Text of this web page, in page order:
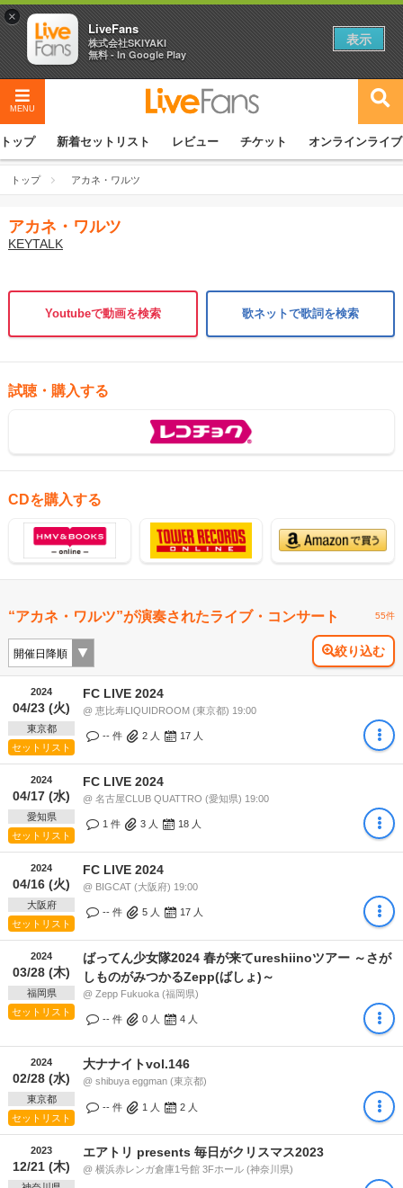
MENU
トップ 新着セットリスト レビュー チケット オンラインライブ
トップ アカネ・ワルツ
アカネ・ワルツ
KEYTALK
Youtubeで動画を検索 歌ネットで歌詞を検索
試聴・購入する
CDを購入する
“アカネ・ワルツ”が演奏されたライブ・コンサート 55件
絞り込む
2024
04/23 (火)
東京都
セットリスト
FC LIVE 2024
@ 恵比寿LIQUIDROOM (東京都) 19:00
-- 件 2 人 17 人
2024
04/17 (水)
愛知県
セットリスト
FC LIVE 2024
@ 名古屋CLUB QUATTRO (愛知県) 19:00
1 件 3 人 18 人
2024
04/16 (火)
大阪府
セットリスト
FC LIVE 2024
@ BIGCAT (大阪府) 19:00
-- 件 5 人 17 人
2024
03/28 (木)
福岡県
セットリスト
ばってん少女隊2024 春が来てureshiinoツアー ～さが
しものがみつかるZepp(ばしょ)～
@ Zepp Fukuoka (福岡県)
-- 件 0 人 4 人
2024
02/28 (水)
東京都
セットリスト
大ナナイトvol.146
@ shibuya eggman (東京都)
-- 件 1 人 2 人
2023
12/21 (木)
エアトリ presents 毎日がクリスマス2023
@ 横浜赤レンガ倉庫1号館 3Fホール (神奈川県)
×
LiveFans
株式会社SKIYAKI
無料 - In Google Play
表示